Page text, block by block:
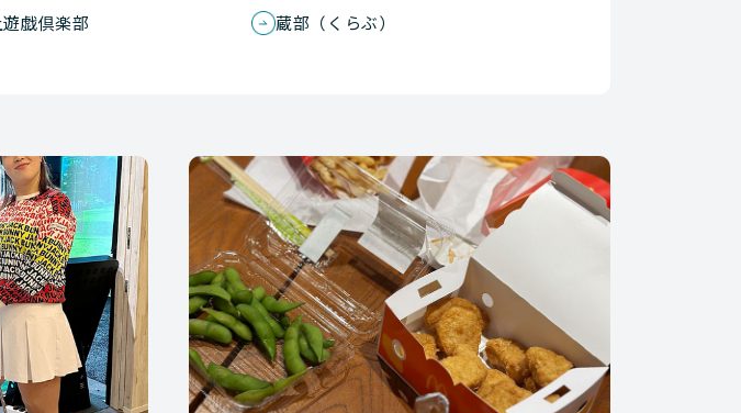
戯倶楽部 蔵部（くらぶ）